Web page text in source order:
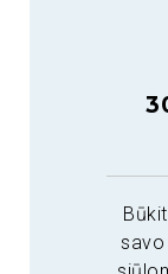
savo